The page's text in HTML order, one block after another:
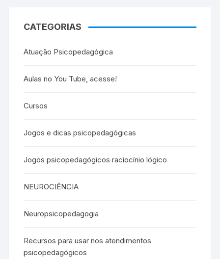
CATEGORIAS
Atuação Psicopedagógica
Aulas no You Tube, acesse!
Cursos
Jogos e dicas psicopedagógicas
Jogos psicopedagógicos raciocínio lógico
NEUROCIÊNCIA
Neuropsicopedagogia
Recursos para usar nos atendimentos
psicopedagógicos